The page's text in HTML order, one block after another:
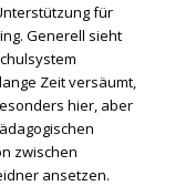
für
Generell sieht
Zeit versäumt,
hier, aber
zwischen
ansetzen.